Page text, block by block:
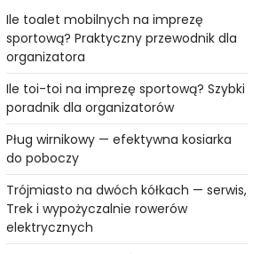
Ile toalet mobilnych na imprezę
sportową? Praktyczny przewodnik dla
organizatora
Ile toi-toi na imprezę sportową? Szybki
poradnik dla organizatorów
Pług wirnikowy — efektywna kosiarka
do poboczy
Trójmiasto na dwóch kółkach — serwis,
Trek i wypożyczalnie rowerów
elektrycznych